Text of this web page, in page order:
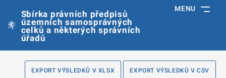
Sbírka právních předpisů
územních samosprávných
celků a některých správních
úřadů
MENU
EXPORT VÝSLEDKŮ V XLSX EXPORT VÝSLEDKŮ V CSV